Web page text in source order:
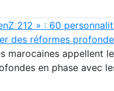
212 » : 60
des réformes
marocaines appellent
en phase avec